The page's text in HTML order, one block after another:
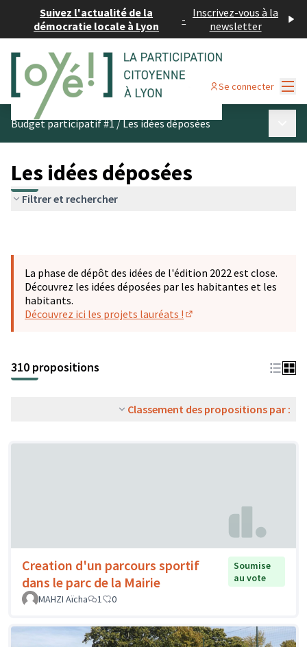
Suivez l'actualité de la
démocratie locale à Lyon
- Inscrivez-vous à la
newsletter
Se connecter
Budget participatif #1/Les idées déposées
Les idées déposées
Filtrer et rechercher
La phase de dépôt des idées de l'édition 2022 est close.
Découvrez les idées déposées par les habitantes et les
habitants.
Découvrez ici les projets lauréats !
310 propositions
Classement des propositions par :
Creation d'un parcours sportif
dans le parc de la Mairie
Soumise
au vote
MAHZI Aïcha
1 0